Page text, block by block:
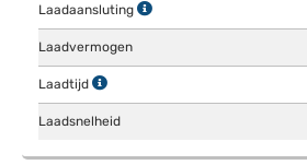
Laadaansluting
Laadvermogen
Laadtijd
Laadsnelheid